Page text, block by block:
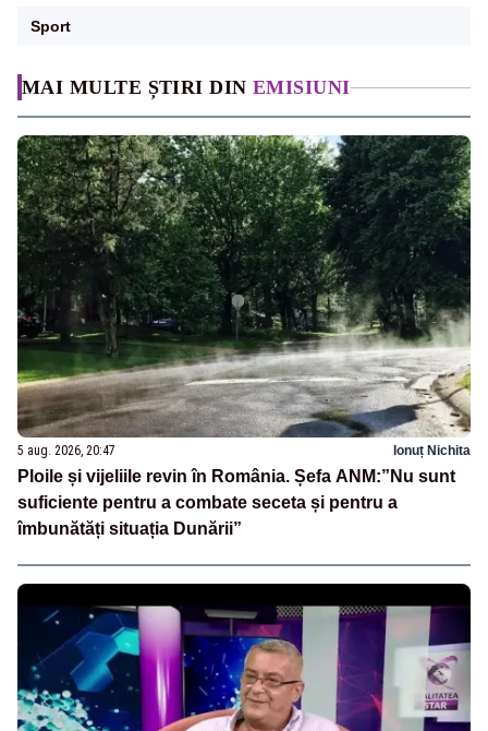
MAI MULTE ȘTIRI DIN EMISIUNI
5 aug. 2026, 20:47 Ionuț Nichita
Ploile și vijeliile revin în România. Șefa ANM:”Nu sunt
suficiente pentru a combate seceta și pentru a
îmbunătăți situația Dunării”
Sport